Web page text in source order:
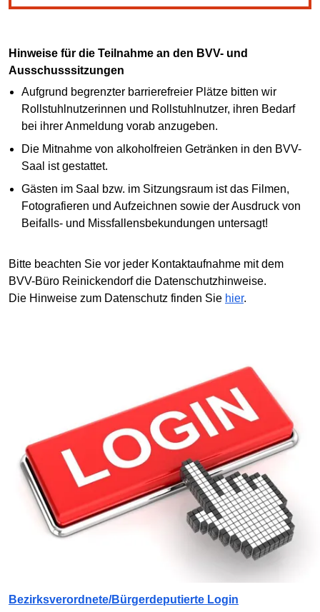
Hinweise für die Teilnahme an den BVV- und
Ausschusssitzungen
Aufgrund begrenzter barrierefreier Plätze bitten wir
Rollstuhlnutzerinnen und Rollstuhlnutzer, ihren Bedarf
bei ihrer Anmeldung vorab anzugeben.
Die Mitnahme von alkoholfreien Getränken in den BVV-
Saal ist gestattet.
Gästen im Saal bzw. im Sitzungsraum ist das Filmen,
Fotografieren und Aufzeichnen sowie der Ausdruck von
Beifalls- und Missfallensbekundungen untersagt!
Bitte beachten Sie vor jeder Kontaktaufnahme mit dem
BVV-Büro Reinickendorf die Datenschutzhinweise.
Die Hinweise zum Datenschutz finden Sie hier.
Bezirksverordnete/Bürgerdeputierte Login